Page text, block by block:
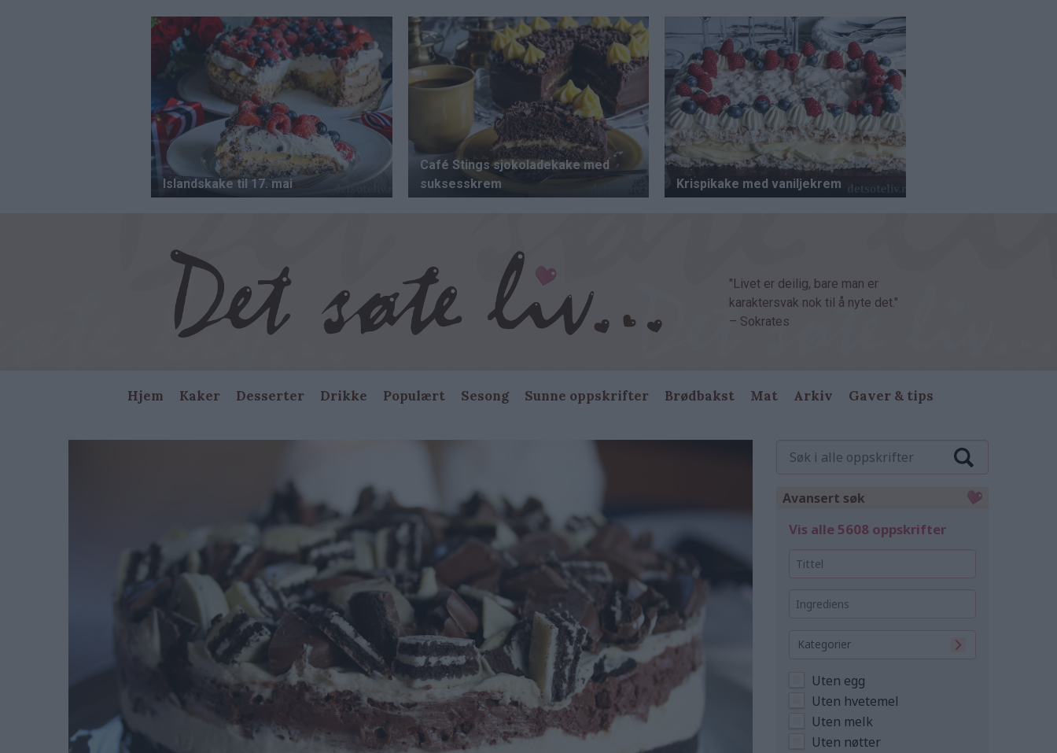
"Livet er deilig, bare man er
karaktersvak nok til å nyte det."
– Sokrates
Main
navigation
Hjem Kaker Desserter Drikke Populært Sesong Sunne oppskrifter Brødbakst Mat Arkiv Gaver & tips
Avansert søk
Vis alle 5608 oppskrifter
Kategorier
Uten egg
Uten hvetemel
Uten melk
Uten nøtter